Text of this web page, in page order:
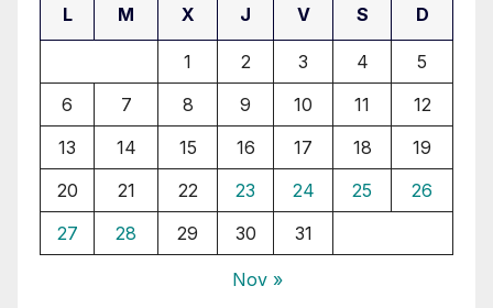
L M X J V S D
1 2 3 4
5
6
7 8 9 10 11
12
13
14 15 16 17 18
19
20
21 22 23 24 25
26
27
28 29 30 31
Nov »